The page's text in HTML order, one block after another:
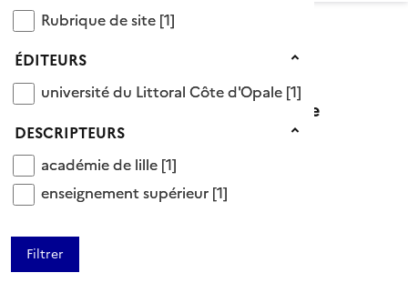
Voir le fil d’Ariane
Rubrique de site
Rubrique de site [1]
Éditeurs
ÉDITEURS
université du Littoral Côte d'Opale
université du Littoral Côte d'Opale [1]
Descripteurs
DESCRIPTEURS
académie de lille
académie de lille [1]
enseignement supérieur
enseignement supérieur [1]
Éditeur université du Littoral Côte
d'Opale
1 Documents disponibles chez cet éditeur
Tris disponibles (Ouverture d'une modale)
Ajouter le résultat au panier
Affiner la recherche